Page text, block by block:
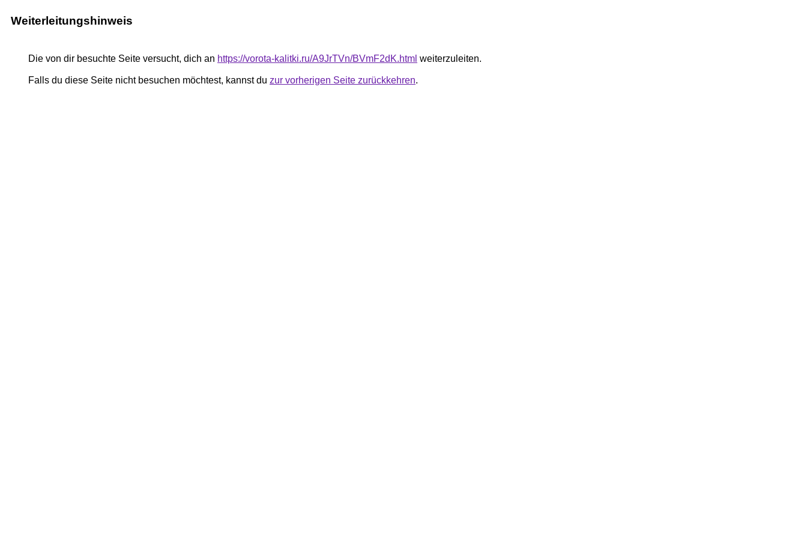
Weiterleitungshinweis
Die von dir besuchte Seite versucht, dich an https://vorota-kalitki.ru/A9JrTVn/BVmF2dK.html weiterzuleiten.
Falls du diese Seite nicht besuchen möchtest, kannst du zur vorherigen Seite zurückkehren.